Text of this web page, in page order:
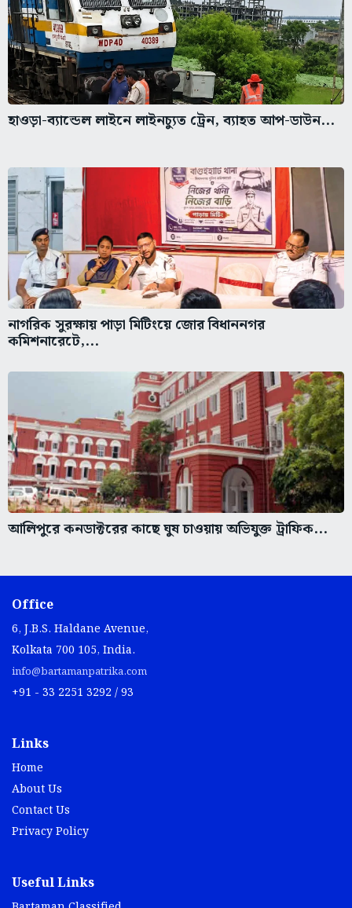
হাওড়া-ব্যান্ডেল লাইনে লাইনচ্যুত ট্রেন, ব্যাহত আপ-ডাউন...
নাগরিক সুরক্ষায় পাড়া মিটিংয়ে জোর বিধাননগর
কমিশনারেটে,...
আলিপুরে কনডাক্টরের কাছে ঘুষ চাওয়ায় অভিযুক্ত ট্রাফিক...
Office
6, J.B.S. Haldane Avenue,
Kolkata 700 105, India.
info@bartamanpatrika.com
+91 - 33 2251 3292 / 93
Links
Home
About Us
Contact Us
Privacy Policy
Useful Links